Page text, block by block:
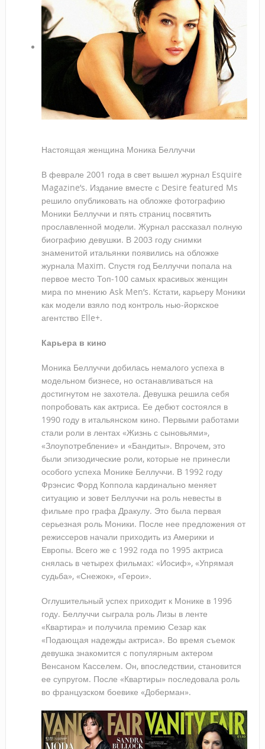
Настоящая женщина Моника Беллуччи
В феврале 2001 года в свет вышел журнал Esquire
Magazine’s. Издание вместе с Desire featured Ms
решило опубликовать на обложке фотографию
Моники Беллуччи и пять страниц посвятить
прославленной модели. Журнал рассказал полную
биографию девушки. В 2003 году снимки
знаменитой итальянки появились на обложке
журнала Maxim. Спустя год Беллуччи попала на
первое место Топ-100 самых красивых женщин
мира по мнению Ask Men’s. Кстати, карьеру Моники
как модели взяло под контроль нью-йоркское
агентство Elle+.
Карьера в кино
Моника Беллуччи добилась немалого успеха в
модельном бизнесе, но останавливаться на
достигнутом не захотела. Девушка решила себя
попробовать как актриса. Ее дебют состоялся в
1990 году в итальянском кино. Первыми работами
стали роли в лентах «Жизнь с сыновьями»,
«Злоупотребление» и «Бандиты». Впрочем, это
были эпизодические роли, которые не принесли
особого успеха Монике Беллуччи. В 1992 году
Фрэнсис Форд Коппола кардинально меняет
ситуацию и зовет Беллуччи на роль невесты в
фильме про графа Дракулу. Это была первая
серьезная роль Моники. После нее предложения от
режиссеров начали приходить из Америки и
Европы. Всего же с 1992 года по 1995 актриса
снялась в четырех фильмах: «Иосиф», «Упрямая
судьба», «Снежок», «Герои».
Оглушительный успех приходит к Монике в 1996
году. Беллуччи сыграла роль Лизы в ленте
«Квартира» и получила премию Сезар как
«Подающая надежды актриса». Во время съемок
девушка знакомится с популярным актером
Венсаном Касселем. Он, впоследствии, становится
ее супругом. После «Квартиры» последовала роль
во французском боевике «Доберман».